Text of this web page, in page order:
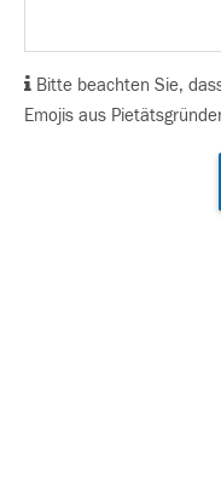
Bitte beachten Sie,
Emojis aus